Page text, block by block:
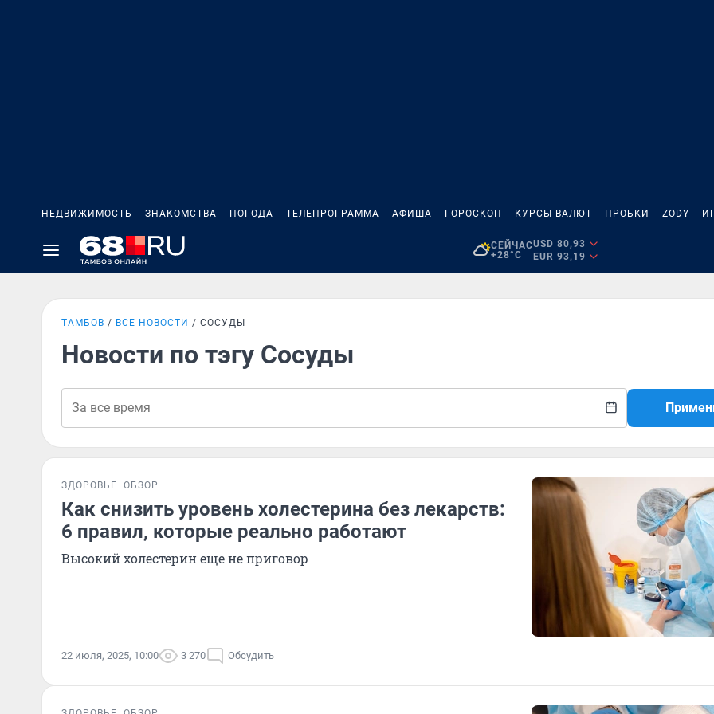
НЕДВИЖИМОСТЬ ЗНАКОМСТВА ПОГОДА ТЕЛЕПРОГРАММА АФИША ГОРОСКОП КУРСЫ ВАЛЮТ ПРОБКИ ZODY
СЕЙЧАС
+28°C
USD 80,93
EUR 93,19
ТАМБОВ ВСЕ НОВОСТИ СОСУДЫ
Новости по тэгу Сосуды
ЗДОРОВЬЕ ОБЗОР
Как снизить уровень холестерина без лекарств:
6 правил, которые реально работают
Высокий холестерин еще не приговор
22 июля, 2025, 10:00 3 270 Обсудить